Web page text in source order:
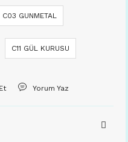
C03 GUNMETAL
C11 GÜL KURUSU
Yorum Yaz